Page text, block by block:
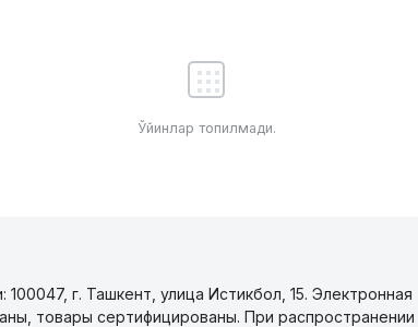
Ўйинлар топилмади.
г. Ташкент, улица Истикбол, 15. Электронная
товары сертифицированы. При распространении